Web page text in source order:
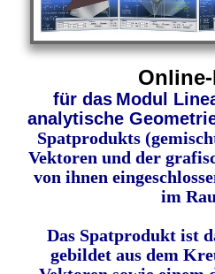
für das Modul
analytische
Spatprodukts
Vektoren und der
von ihnen
im
Das Spatprodukt ist
gebildet aus dem